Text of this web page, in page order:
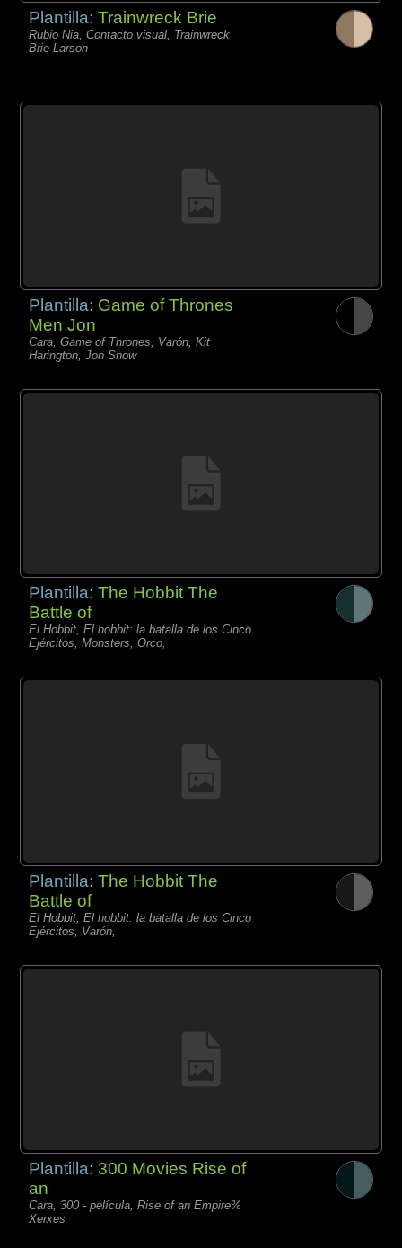
Plantilla:Trainwreck Brie
Rubio Nia, Contacto visual, Trainwreck
Brie Larson
Plantilla: Game of Thrones
Men Jon
Cara, Game of Thrones, Varón, Kit
Harington, Jon Snow
Plantilla:The Hobbit The
Battle of
El Hobbit, El hobbit: la batalla de los Cinco
Ejércitos, Monsters, Orco,
Plantilla:The Hobbit The
Battle of
El Hobbit, El hobbit: la batalla de los Cinco
Ejércitos, Varón,
Plantilla: 300 Movies Rise of
an
Cara, 300 - película, Rise of an Empire%
Xerxes